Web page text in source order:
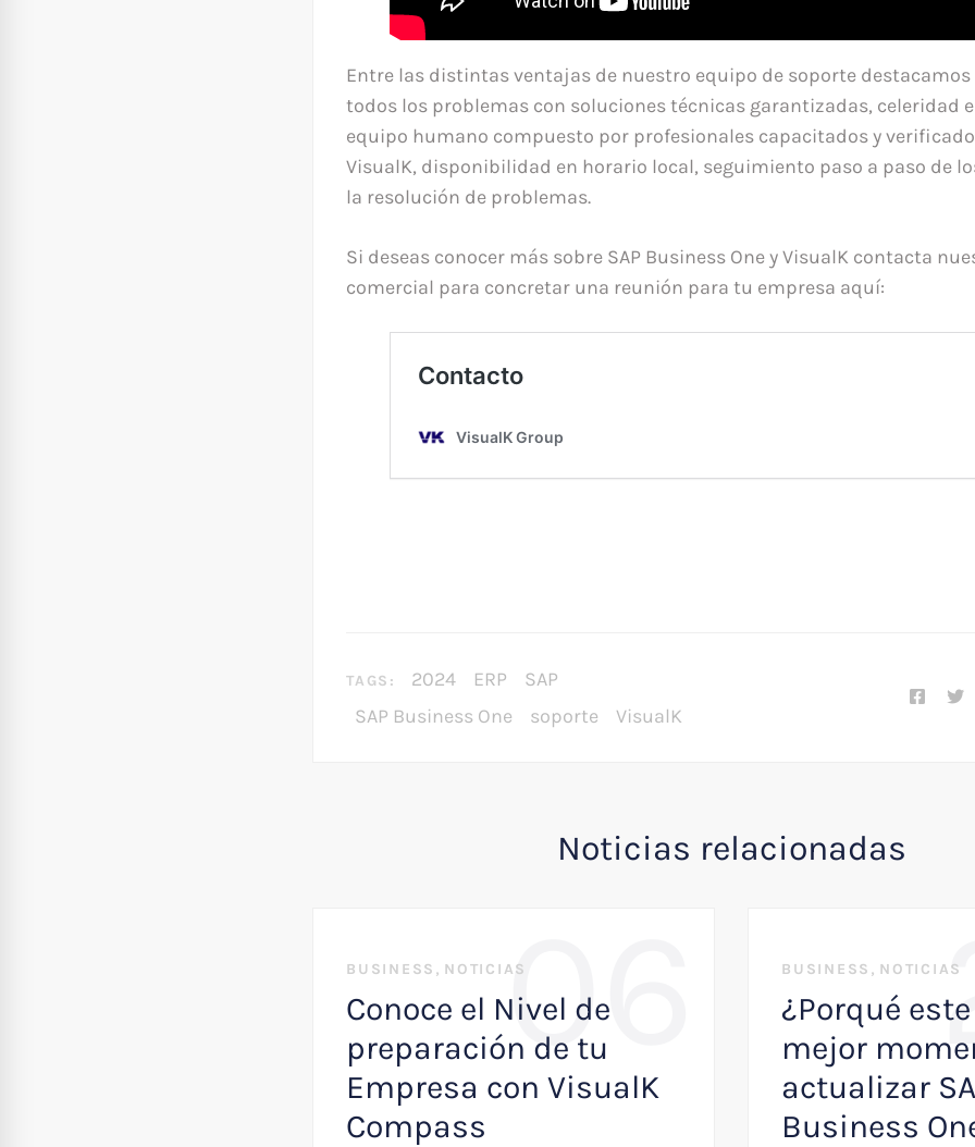
Entre las distintas ventajas de nuestro equipo de soporte
todos los problemas con soluciones técnicas garantizadas, celeridad
equipo humano compuesto por profesionales capacitados y
VisualK, disponibilidad en horario local, seguimiento paso a paso de
la resolución de problemas.
Si deseas conocer más sobre SAP Business One y VisualK contacta
comercial para concretar una reunión para tu empresa aquí:
TAGS: 2024 ERP
SAP
SAP Business One
soporte VisualK
Noticias relacionadas
06
BUSINESS , NOTICIAS
Conoce el Nivel de
preparación de tu
Empresa con VisualK
Compass
BUSINESS , NOTICIAS
¿Porqué
mejor
actualizar
Business